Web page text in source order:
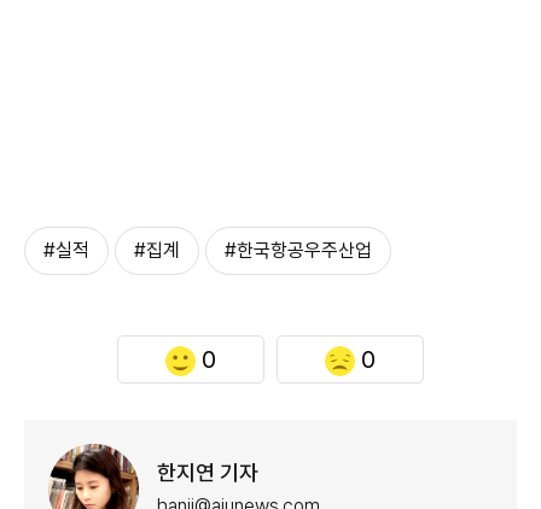
#실적 #집계 #한국항공우주산업
0 0
한지연 기자